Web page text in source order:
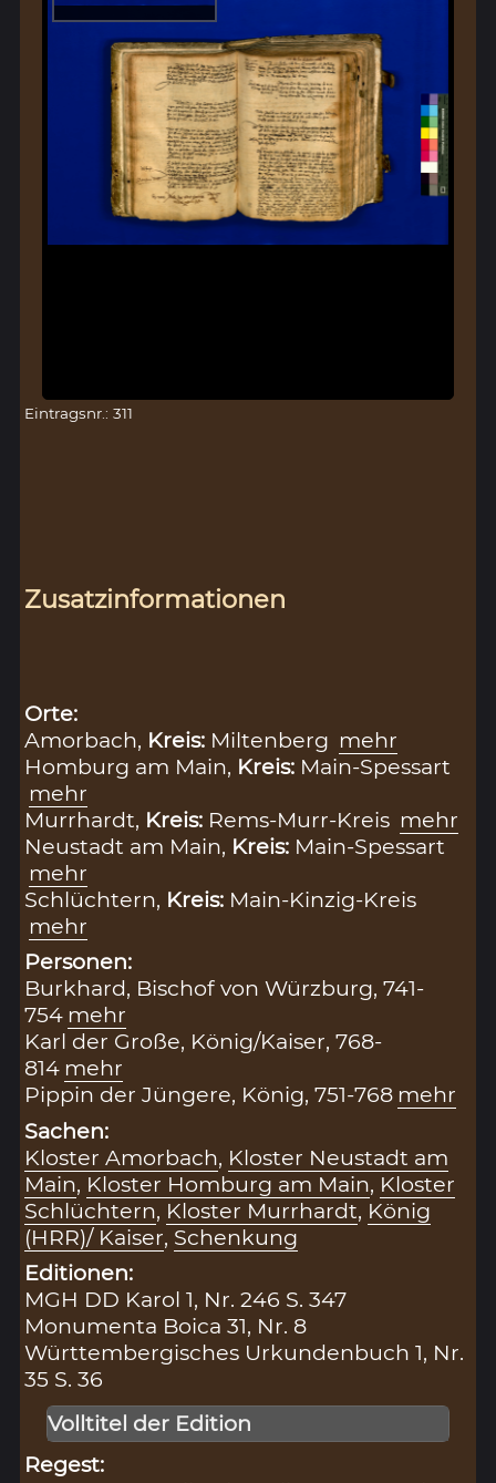
Eintragsnr.: 311
Zusatzinformationen
Orte:
Amorbach, Kreis: Miltenberg mehr
Homburg am Main, Kreis: Main-Spessart
mehr
Murrhardt, Kreis: Rems-Murr-Kreis mehr
Neustadt am Main, Kreis: Main-Spessart
mehr
Schlüchtern, Kreis: Main-Kinzig-Kreis
mehr
Personen:
Burkhard, Bischof von Würzburg, 741-
754 mehr
Karl der Große, König/Kaiser, 768-
814 mehr
Pippin der Jüngere, König, 751-768 mehr
Sachen:
Kloster Amorbach, Kloster Neustadt am
Main, Kloster Homburg am Main, Kloster
Schlüchtern, Kloster Murrhardt, König
(HRR)/ Kaiser, Schenkung
Editionen:
MGH DD Karol 1, Nr. 246 S. 347
Monumenta Boica 31, Nr. 8
Württembergisches Urkundenbuch 1, Nr.
35 S. 36
Volltitel der Edition
Regest: